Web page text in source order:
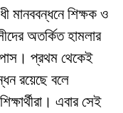
মানববন্ধনে শিক্ষক ও
অতর্কিত হামলার
প্রথম থেকেই
রয়েছে বলে
এবার সেই